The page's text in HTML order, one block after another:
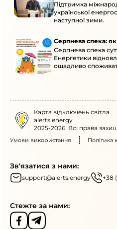
Підтримка
української
наступної зими.
Серпнева спека:
Серпнева спека
Енергетики
ощадливо
Карта відключень світла
alerts.energy
2025-2026. Всі права
Умови використання Політика
Зв'язатися з нами:
support@alerts.energy +38
Стежте за нами: